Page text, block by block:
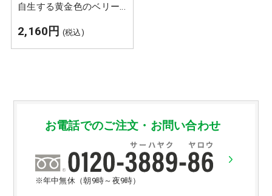
自生する黄金色のベリー
沙棘種子油を配合。サジ
ージュースより飲みやす
2,160円 (税込)
お電話でのご注文・お問い合わせ
※年中無休（朝9時～夜9時）